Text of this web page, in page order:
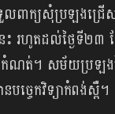
លពាក្យ​សុំ​ប្រឡង​ជ្រើ
រហូត​ដល់ថ្ងៃទី២៣ ខ
ណត់។ សម័យប្រឡង​ថ្ង
បច្ចេកវិទ្យា​កំពង់ស្ពឺ។